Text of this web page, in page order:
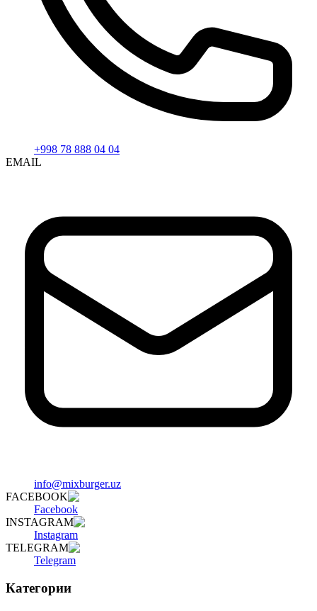
+998 78 888 04 04
EMAIL
info@mixburger.uz
FACEBOOK
Facebook
INSTAGRAM
Instagram
TELEGRAM
Telegram
Категории